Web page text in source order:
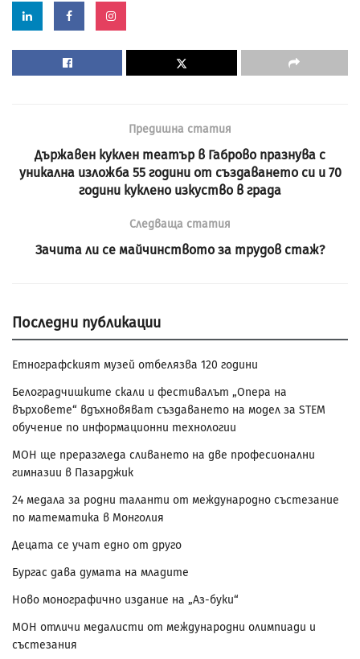
Предишна статия
Държавен куклен театър в Габрово празнува с
уникална изложба 55 години от създаването си и 70
години куклено изкуство в града
Следваща статия
Зачита ли се майчинството за трудов стаж?
Последни публикации
Етнографският музей отбелязва 120 години
Белоградчишките скали и фестивалът „Опера на
върховете“ вдъхновяват създаването на модел за STEM
обучение по информационни технологии
МОН ще преразгледа сливането на две професионални
гимназии в Пазарджик
24 медала за родни таланти от международно състезание
по математика в Монголия
Децата се учат едно от друго
Бургас дава думата на младите
Ново монографично издание на „Аз-буки“
МОН отличи медалисти от международни олимпиади и
състезания